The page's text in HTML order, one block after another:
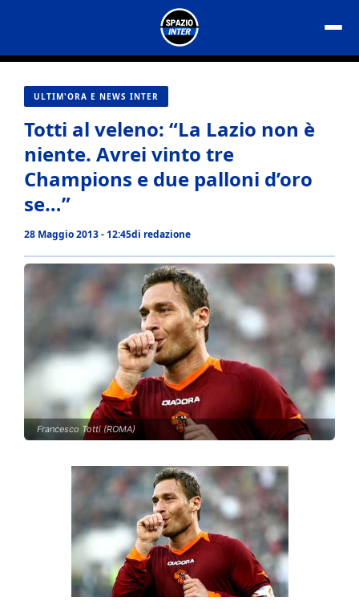
contenuto
ULTIM'ORA E NEWS INTER
Totti al veleno: “La Lazio non è
niente. Avrei vinto tre
Champions e due palloni d’oro
se…”
28 Maggio 2013 - 12:45di redazione
Francesco Totti (ROMA)